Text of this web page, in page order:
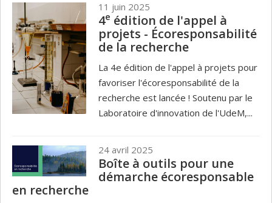
11 juin 2025
4e édition de l'appel à
projets - Écoresponsabilité
de la recherche
La 4e édition de l'appel à projets pour
favoriser l'écoresponsabilité de la
recherche est lancée ! Soutenu par le
Laboratoire d'innovation de l'UdeM,...
24 avril 2025
Boîte à outils pour une
démarche écoresponsable
en recherche